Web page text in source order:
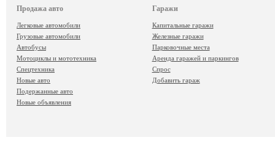
Продажа авто
Легковые автомобили
Грузовые автомобили
Автобусы
Мотоциклы и мототехника
Спецтехника
Новые авто
Подержанные авто
Новые объявления
Гаражи
Капитальные гаражи
Железные гаражи
Парковочные места
Аренда гаражей и паркингов
Спрос
Добавить гараж